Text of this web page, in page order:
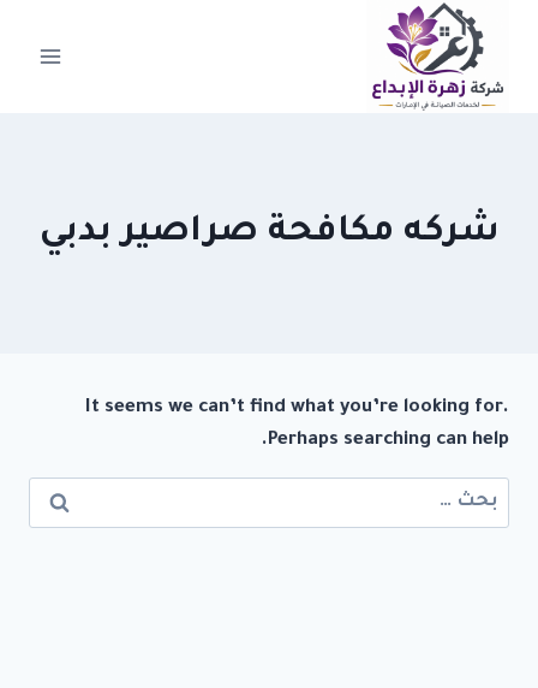
التجاوز
المحتوى
شركه مكافحة صراصير بدبي
It seems we can’t find what you’re looking for.
Perhaps searching can help.
البحث
عن: